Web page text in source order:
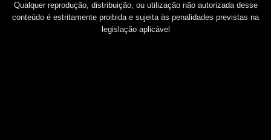
Qualquer reprodução, distribuição, ou utilização não autorizada desse
conteúdo é estritamente proibida e sujeita às penalidades previstas na
legislação aplicável